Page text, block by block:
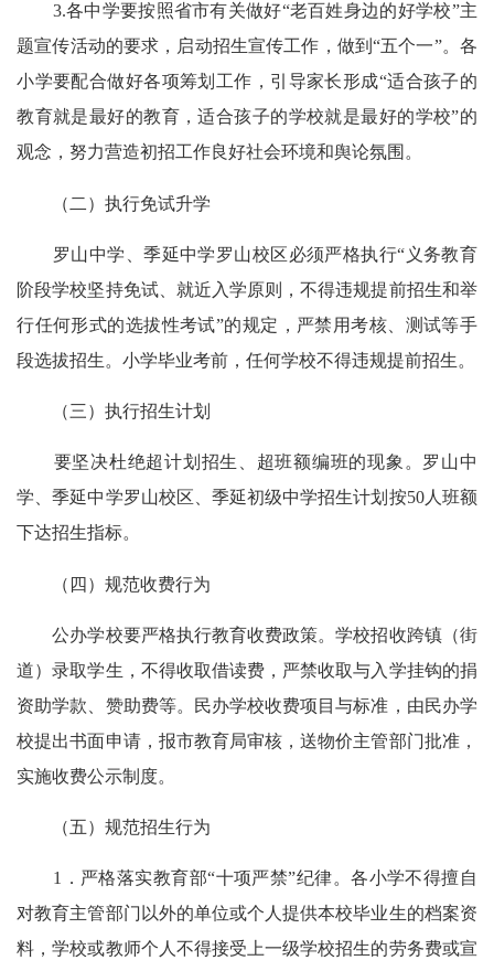
3.各中学要按照省市有关做好“老百姓身边的好学校”主
题宣传活动的要求，启动招生宣传工作，做到“五个一”。各
小学要配合做好各项筹划工作，引导家长形成“适合孩子的
教育就是最好的教育，适合孩子的学校就是最好的学校”的
观念，努力营造初招工作良好社会环境和舆论氛围。
（二）执行免试升学
罗山中学、季延中学罗山校区必须严格执行“义务教育
阶段学校坚持免试、就近入学原则，不得违规提前招生和举
行任何形式的选拔性考试”的规定，严禁用考核、测试等手
段选拔招生。小学毕业考前，任何学校不得违规提前招生。
（三）执行招生计划
要坚决杜绝超计划招生、超班额编班的现象。罗山中
学、季延中学罗山校区、季延初级中学招生计划按50人班额
下达招生指标。
（四）规范收费行为
公办学校要严格执行教育收费政策。学校招收跨镇（街
道）录取学生，不得收取借读费，严禁收取与入学挂钩的捐
资助学款、赞助费等。民办学校收费项目与标准，由民办学
校提出书面申请，报市教育局审核，送物价主管部门批准，
实施收费公示制度。
（五）规范招生行为
1．严格落实教育部“十项严禁”纪律。各小学不得擅自
对教育主管部门以外的单位或个人提供本校毕业生的档案资
料，学校或教师个人不得接受上一级学校招生的劳务费或宣